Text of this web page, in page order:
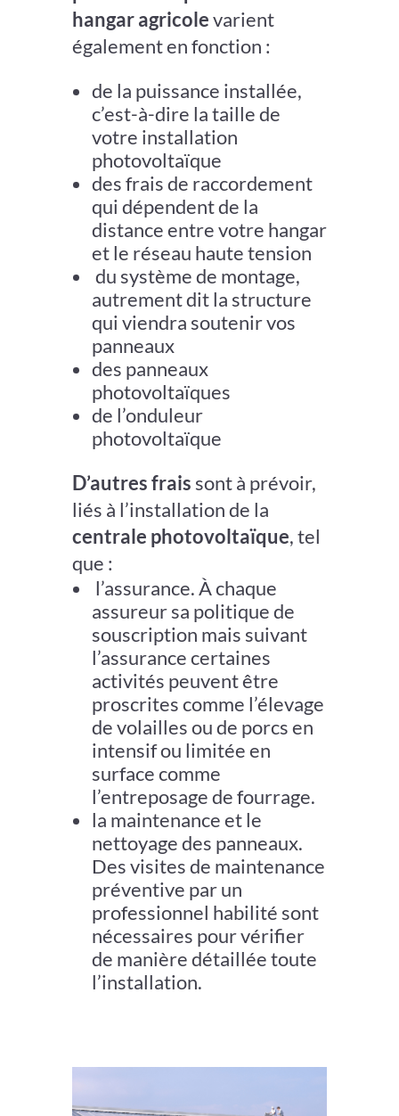
hangar agricolevarient
également en fonction :
de la puissance installée,
c’est-à-dire la taille de
votre installation
photovoltaïque
des frais de raccordement
qui dépendent de la
distance entre votre hangar
et le réseau haute tension
du système de montage,
autrement dit la structure
qui viendra soutenir vos
panneaux
des panneaux
photovoltaïques
de l’onduleur
photovoltaïque
D’autres frais sont à prévoir,
liés à l’installationde la
centrale photovoltaïque, tel
que :
l’assurance. À chaque
assureur sa politique de
souscription mais suivant
l’assurance certaines
activités peuvent être
proscrites comme l’élevage
de volailles ou de porcs en
intensif ou limitée en
surface comme
l’entreposage de fourrage.
la maintenance et le
nettoyage des panneaux.
Des visites de maintenance
préventive par un
professionnel habilité sont
nécessaires pour vérifier
de manière détaillée toute
l’installation.